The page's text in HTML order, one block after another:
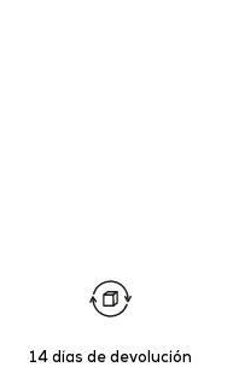
14 días de devolución